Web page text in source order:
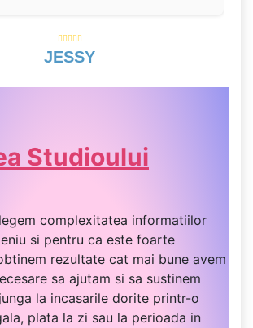
JESSY
Studioului
complexitatea informatiilor
si pentru ca este foarte
rezultate cat mai bune avem
sa ajutam si sa sustinem
la incasarile dorite printr-o
plata la zi sau la perioada in